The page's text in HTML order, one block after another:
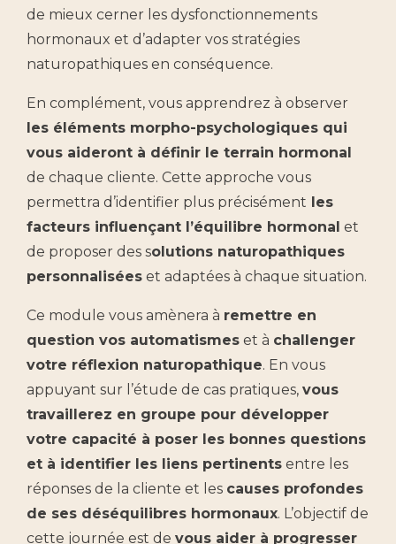
de mieux cerner les dysfonctionnements
hormonaux et d’adapter vos stratégies
naturopathiques en conséquence.
En complément, vous apprendrez à observer
les éléments morpho-psychologiques qui
vous aideront à définir le terrain hormonal
de chaque cliente. Cette approche vous
permettra d’identifier plus précisément les
facteurs influençant l’équilibre hormonal et
de proposer des solutions naturopathiques
personnalisées et adaptées à chaque situation.
Ce module vous amènera à remettre en
question vos automatismes et à challenger
votre réflexion naturopathique. En vous
appuyant sur l’étude de cas pratiques, vous
travaillerez en groupe pour développer
votre capacité à poser les bonnes questions
et à identifier les liens pertinents entre les
réponses de la cliente et les causes profondes
de ses déséquilibres hormonaux. L’objectif de
cette journée est de vous aider à progresser